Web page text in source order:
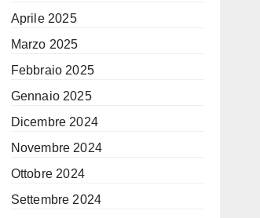
Aprile 2025
Marzo 2025
Febbraio 2025
Gennaio 2025
Dicembre 2024
Novembre 2024
Ottobre 2024
Settembre 2024